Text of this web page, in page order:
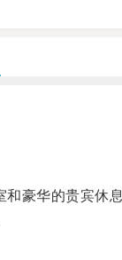
华的贵宾休息